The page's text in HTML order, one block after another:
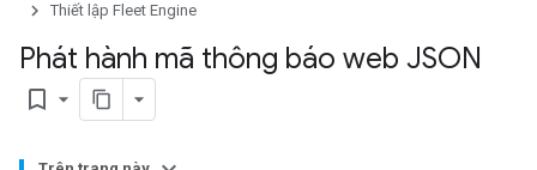
Thiết lập Fleet Engine
Phát hành mã thông báo web JSON
bookmark_border